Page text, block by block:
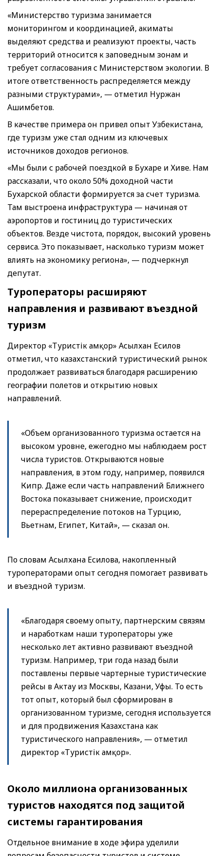
«Министерство туризма занимается
мониторингом и координацией, акиматы
выделяют средства и реализуют проекты, часть
территорий относится к заповедным зонам и
требует согласования с Министерством экологии. В
итоге ответственность распределяется между
разными структурами», — отметил Нуржан
Ашимбетов.
В качестве примера он привел опыт Узбекистана,
где туризм уже стал одним из ключевых
источников доходов регионов.
«Мы были с рабочей поездкой в Бухаре и Хиве. Нам
рассказали, что около 50% доходной части
Бухарской области формируется за счет туризма.
Там выстроена инфраструктура — начиная от
аэропортов и гостиниц до туристических
объектов. Везде чистота, порядок, высокий уровень
сервиса. Это показывает, насколько туризм может
влиять на экономику региона», — подчеркнул
депутат.
Туроператоры расширяют
направления и развивают въездной
туризм
Директор «Туристік Қамқор» Асылхан Есилов
отметил, что казахстанский туристический рынок
продолжает развиваться благодаря расширению
географии полетов и открытию новых
направлений.
«Объем организованного туризма остается на
высоком уровне, ежегодно мы наблюдаем рост
числа туристов. Открываются новые
направления, в этом году, например, появился
Кипр. Даже если часть направлений Ближнего
Востока показывает снижение, происходит
перераспределение потоков на Турцию,
Вьетнам, Египет, Китай», — сказал он.
По словам Асылхана Есилова, накопленный
туроператорами опыт сегодня помогает развивать
и въездной туризм.
«Благодаря своему опыту, партнерским связям
и наработкам наши туроператоры уже
несколько лет активно развивают въездной
туризм. Например, три года назад были
поставлены первые чартерные туристические
рейсы в Актау из Москвы, Казани, Уфы. То есть
тот опыт, который был сформирован в
организованном туризме, сегодня используется
и для продвижения Казахстана как
туристического направления», — отметил
директор «Туристік Қамқор».
Около миллиона организованных
туристов находятся под защитой
системы гарантирования
Отдельное внимание в ходе эфира уделили